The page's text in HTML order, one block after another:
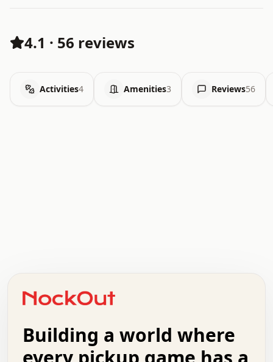
4.1 · 56 reviews
Activities4 Amenities3 Reviews56
+   .   .   .   .   .   .   .   .   .   +   .   .
.   .   .   .   .   .   .   .   .   .   .   :   .
.   .   .   .   +   .   .   .   .   .   .   .   +
Building a world where